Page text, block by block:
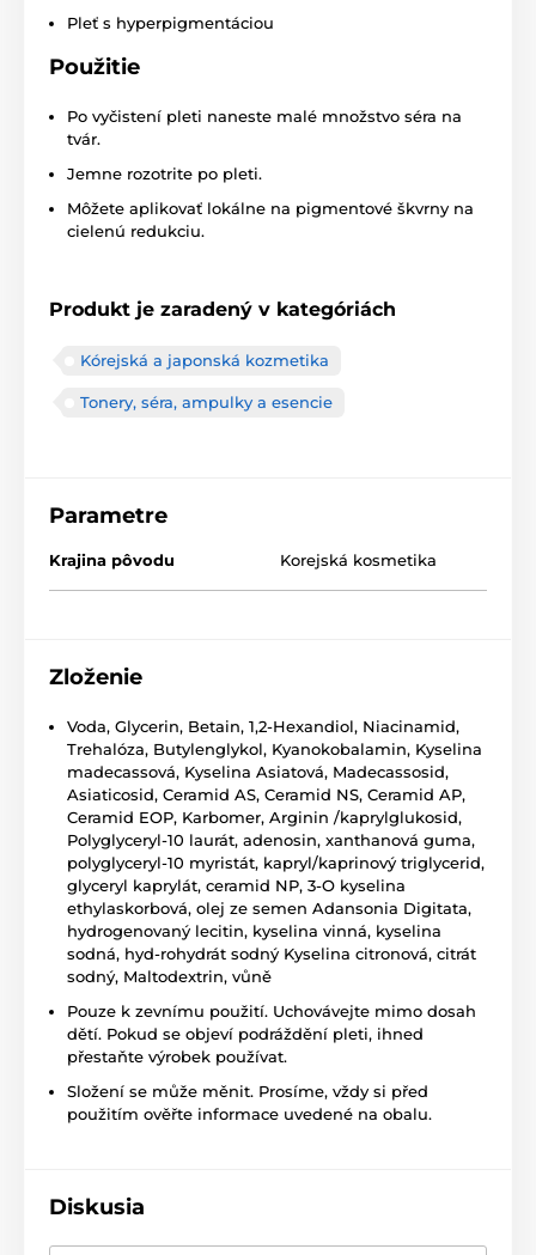
Pleť s hyperpigmentáciou
Použitie
Po vyčistení pleti naneste malé množstvo séra na
tvár.
Jemne rozotrite po pleti.
Môžete aplikovať lokálne na pigmentové škvrny na
cielenú redukciu.
Produkt je zaradený v kategóriách
Kórejská a japonská kozmetika
Tonery, séra, ampulky a esencie
Parametre
Krajina pôvodu Korejská kosmetika
Zloženie
Voda, Glycerin, Betain, 1,2-Hexandiol, Niacinamid,
Trehalóza, Butylenglykol, Kyanokobalamin, Kyselina
madecassová, Kyselina Asiatová, Madecassosid,
Asiaticosid, Ceramid AS, Ceramid NS, Ceramid AP,
Ceramid EOP, Karbomer, Arginin /kaprylglukosid,
Polyglyceryl-10 laurát, adenosin, xanthanová guma,
polyglyceryl-10 myristát, kapryl/kaprinový triglycerid,
glyceryl kaprylát, ceramid NP, 3-O kyselina
ethylaskorbová, olej ze semen Adansonia Digitata,
hydrogenovaný lecitin, kyselina vinná, kyselina
sodná, hyd-rohydrát sodný Kyselina citronová, citrát
sodný, Maltodextrin, vůně
Pouze k zevnímu použití. Uchovávejte mimo dosah
dětí. Pokud se objeví podráždění pleti, ihned
přestaňte výrobek používat.
Složení se může měnit. Prosíme, vždy si před
použitím ověřte informace uvedené na obalu.
Diskusia